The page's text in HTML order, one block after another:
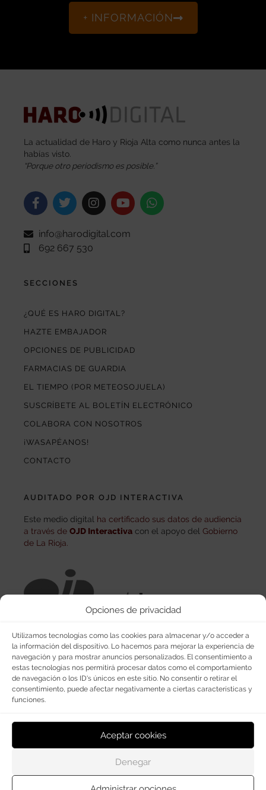
Opciones de privacidad
Utilizamos tecnologías como las cookies para almacenar y/o acceder a
la información del dispositivo. Lo hacemos para mejorar la experiencia de
navegación y para mostrar anuncios personalizados. El consentimiento a
estas tecnologías nos permitirá procesar datos como el comportamiento
de navegación o los ID's únicos en este sitio. No consentir o retirar el
consentimiento, puede afectar negativamente a ciertas características y
funciones.
Aceptar cookies
Denegar
+ INFORMACIÓN
La actualidad de Haro y Rioja Alta como nunca antes la
habías visto.
“Porque otro periodismo es posible.”
info@harodigital.com
692 667 530
SECCIONES
¿QUÉ ES HARO DIGITAL?
HAZTE EMBAJADOR
OPCIONES DE PUBLICIDAD
FARMACIAS DE GUARDIA
EL TIEMPO (POR METEOSOJUELA)
SUSCRÍBETE AL BOLETÍN ELECTRÓNICO
COLABORA CON NOSOTROS
¡WASAPÉANOS!
CONTACTO
AUDITADO POR OJD INTERACTIVA
Este medio digital ha certificado sus datos de audiencia
a través de OJD Interactiva con el apoyo del Gobierno
de La Rioja.
© Copyright 2026Haro Digital